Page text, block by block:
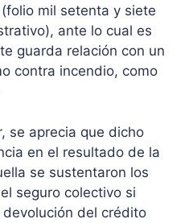
mil setenta y siete
ante lo cual es
guarda relación con un
contra incendio, como
se aprecia que dicho
en el resultado de la
se sustentaron los
seguro colectivo si
del crédito